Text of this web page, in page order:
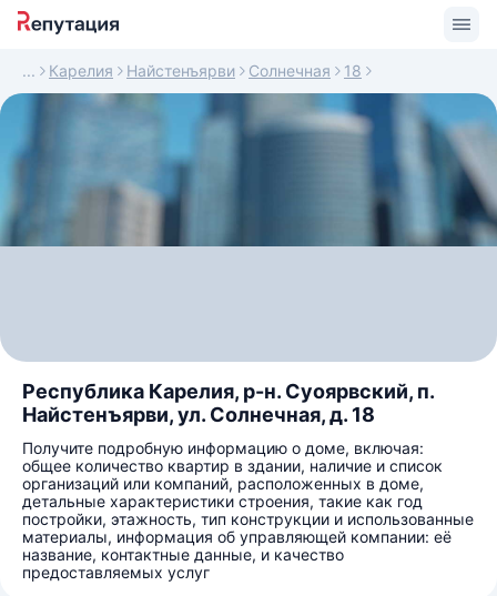
Карелия Найстенъярви Солнечная 18
Республика Карелия, р-н. Суоярвский, п.
Найстенъярви, ул. Солнечная, д. 18
Получите подробную информацию о доме, включая:
общее количество квартир в здании, наличие и список
организаций или компаний, расположенных в доме,
детальные характеристики строения, такие как год
постройки, этажность, тип конструкции и использованные
материалы, информация об управляющей компании: её
название, контактные данные, и качество
предоставляемых услуг